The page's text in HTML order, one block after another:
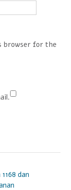
browser for the
dan